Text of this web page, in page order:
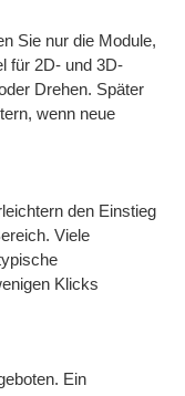
Sie nur die Module,
für 2D- und 3D-
Drehen. Später
wenn neue
den Einstieg
Viele
Klicks
Ein